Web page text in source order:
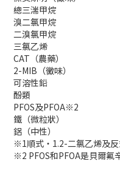
總三湍甲烷
溴二氯甲烷
二溴氯甲烷
三氯乙烯
CAT（農藥）
2-MIB（黴味）
可溶性鉛
酚類
PFOS及PFOA※2
鐵（微粒狀）
鋁（中性）
※1順式・1.2-二氯乙烯及反
※2 PFOS和PFOA是貝爾氟